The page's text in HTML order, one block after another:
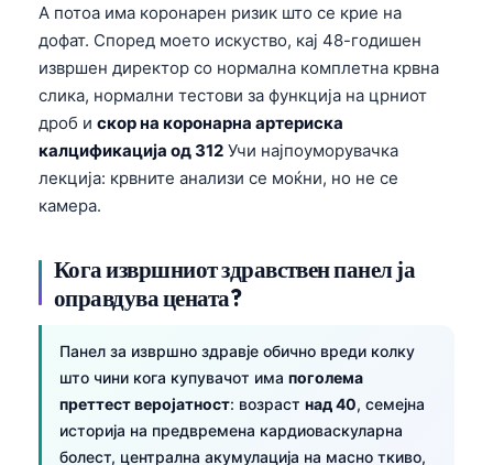
А потоа има коронарен ризик што се крие на
дофат. Според моето искуство, кај 48-годишен
извршен директор со нормална комплетна крвна
слика, нормални тестови за функција на црниот
дроб и скор на коронарна артериска
калцификација од 312 Учи најпоуморувачка
лекција: крвните анализи се моќни, но не се
камера.
Кога извршниот здравствен панел ја
оправдува цената?
Панел за извршно здравје обично вреди колку
што чини кога купувачот има поголема
преттест веројатност: возраст над 40, семејна
историја на предвремена кардиоваскуларна
болест, централна акумулација на масно ткиво,
සිංහල
অসমীয়া
Euskara
العربية المغربية
Afrikaans
Монгол
ພາສາລາວ
Basa Jawa